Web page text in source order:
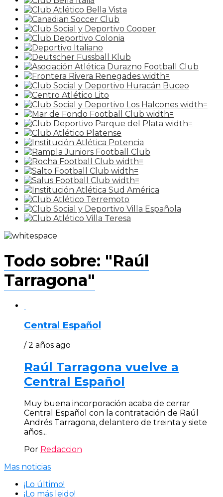
Todo sobre: "Raúl
Tarragona"
Central Español
/ 2 años ago
Raúl Tarragona vuelve a
Central Español
Muy buena incorporación acaba de cerrar
Central Español con la contratación de Raúl
Andrés Tarragona, delantero de treinta y siete
años...
Por Redaccion
Mas noticias
¡Lo último!
¡Lo más leido!